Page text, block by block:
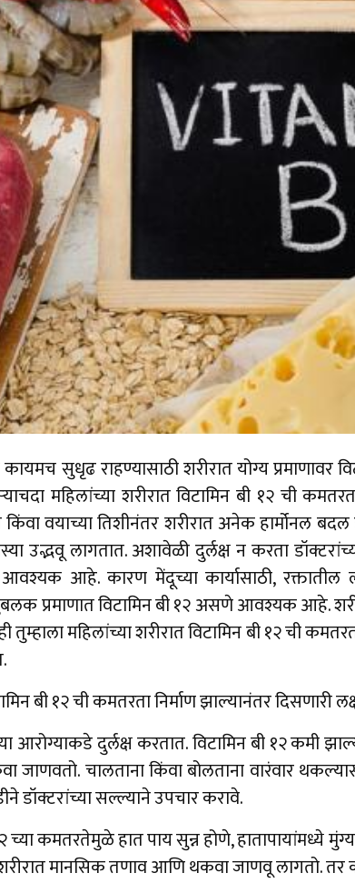
कायमच सुधृढ राहण्यासाठी शरीरात योग्य
महिलांच्या शरीरात विटामिन बी १२ ची
वयाच्या तिशीनंतर शरीरात अनेक हार्मोनल बदल
उद्भवू लागतात. अशावेळी दुर्लक्ष न करता
आहे. कारण मेंदूच्या कार्यासाठी,
प्रमाणात विटामिन बी १२ असणे आवश्यक आहे.
महिलांच्या शरीरात विटामिन बी १२ ची
बी १२ ची कमतरता निर्माण झाल्यानंतर दिसणारी
आरोग्याकडे दुर्लक्ष करतात. विटामिन बी १२ कमी
जाणवतो. चालताना किंवा बोलताना वारंवार
डॉक्टरांच्या सल्ल्याने उपचार करावे.
च्या कमतरतेमुळे हात पाय सुन्न होणे, हातापायांमध्ये
शरीरात मानसिक तणाव आणि थकवा जाणवू लागतो.